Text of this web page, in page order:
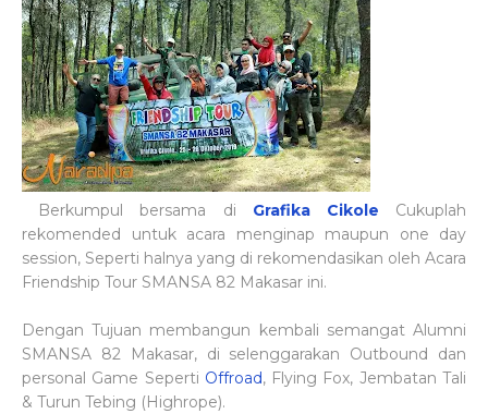
Berkumpul bersama di Grafika Cikole Cukuplah
rekomended untuk acara menginap maupun one day
session, Seperti halnya yang di rekomendasikan oleh Acara
Friendship Tour SMANSA 82 Makasar ini.
Dengan Tujuan membangun kembali semangat Alumni
SMANSA 82 Makasar, di selenggarakan Outbound dan
personal Game Seperti Offroad, Flying Fox, Jembatan Tali
& Turun Tebing (Highrope).